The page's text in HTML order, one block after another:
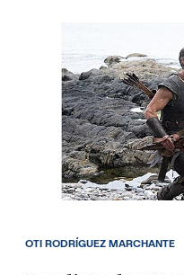
OTI RODRÍGUEZ MARCHANTE